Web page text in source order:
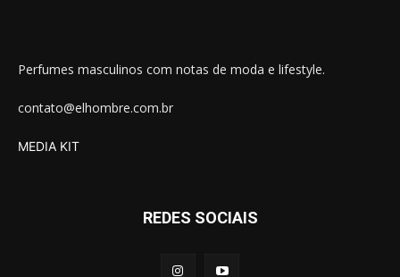
Perfumes masculinos com notas de moda e lifestyle.
contato@elhombre.com.br
MEDIA KIT
REDES SOCIAIS